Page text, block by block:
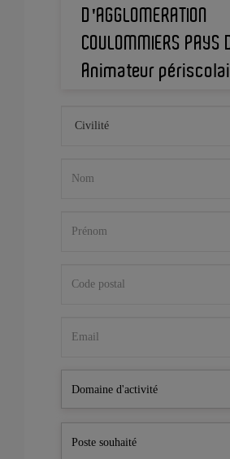
D'AGGLOMERATION
COULOMMIERS PAYS
Animateur
Domaine d'activité
Poste souhaité